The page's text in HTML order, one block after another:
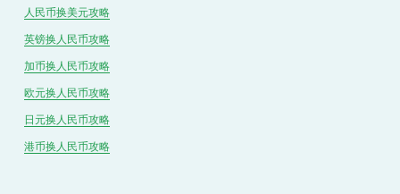
人民币换美元攻略
英镑换人民币攻略
加币换人民币攻略
欧元换人民币攻略
日元换人民币攻略
港币换人民币攻略